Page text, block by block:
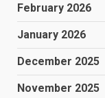
February 2026
January 2026
December 2025
November 2025